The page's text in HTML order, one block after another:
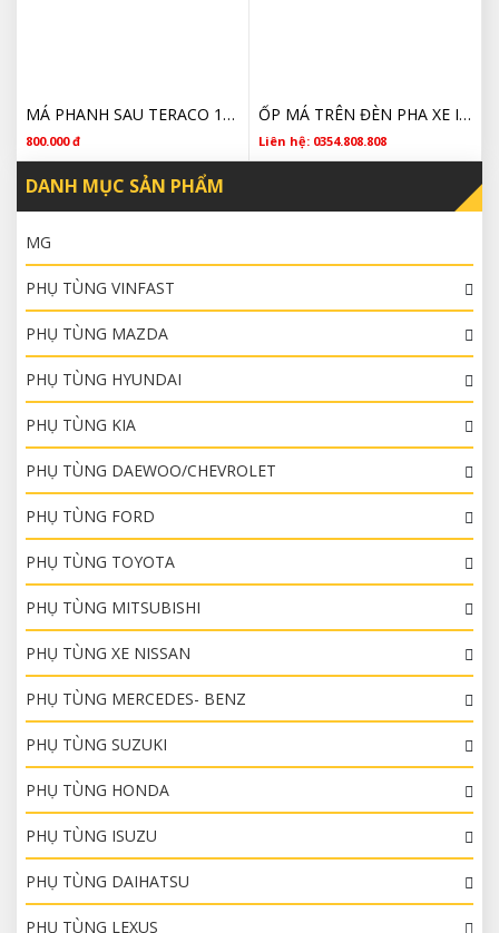
MÁ PHANH SAU TERACO 180 CHÍNH HÃNG
800.000 đ
ỐP MÁ TRÊN ĐÈN PHA XE ISUZU NQR75 CHÍNH HÃNG GIÁ RẺ
Liên hệ: 0354.808.808
DANH MỤC SẢN PHẨM
MG
PHỤ TÙNG VINFAST
PHỤ TÙNG MAZDA
PHỤ TÙNG HYUNDAI
PHỤ TÙNG KIA
PHỤ TÙNG DAEWOO/CHEVROLET
PHỤ TÙNG FORD
PHỤ TÙNG TOYOTA
PHỤ TÙNG MITSUBISHI
PHỤ TÙNG XE NISSAN
PHỤ TÙNG MERCEDES- BENZ
PHỤ TÙNG SUZUKI
PHỤ TÙNG HONDA
PHỤ TÙNG ISUZU
PHỤ TÙNG DAIHATSU
PHỤ TÙNG LEXUS